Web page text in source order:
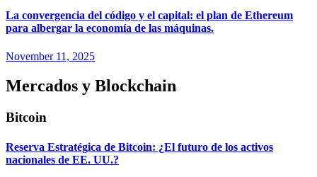
La convergencia del código y el capital: el plan de Ethereum
para albergar la economía de las máquinas.
November 11, 2025
Mercados y Blockchain
Bitcoin
Reserva Estratégica de Bitcoin: ¿El futuro de los activos
nacionales de EE. UU.?